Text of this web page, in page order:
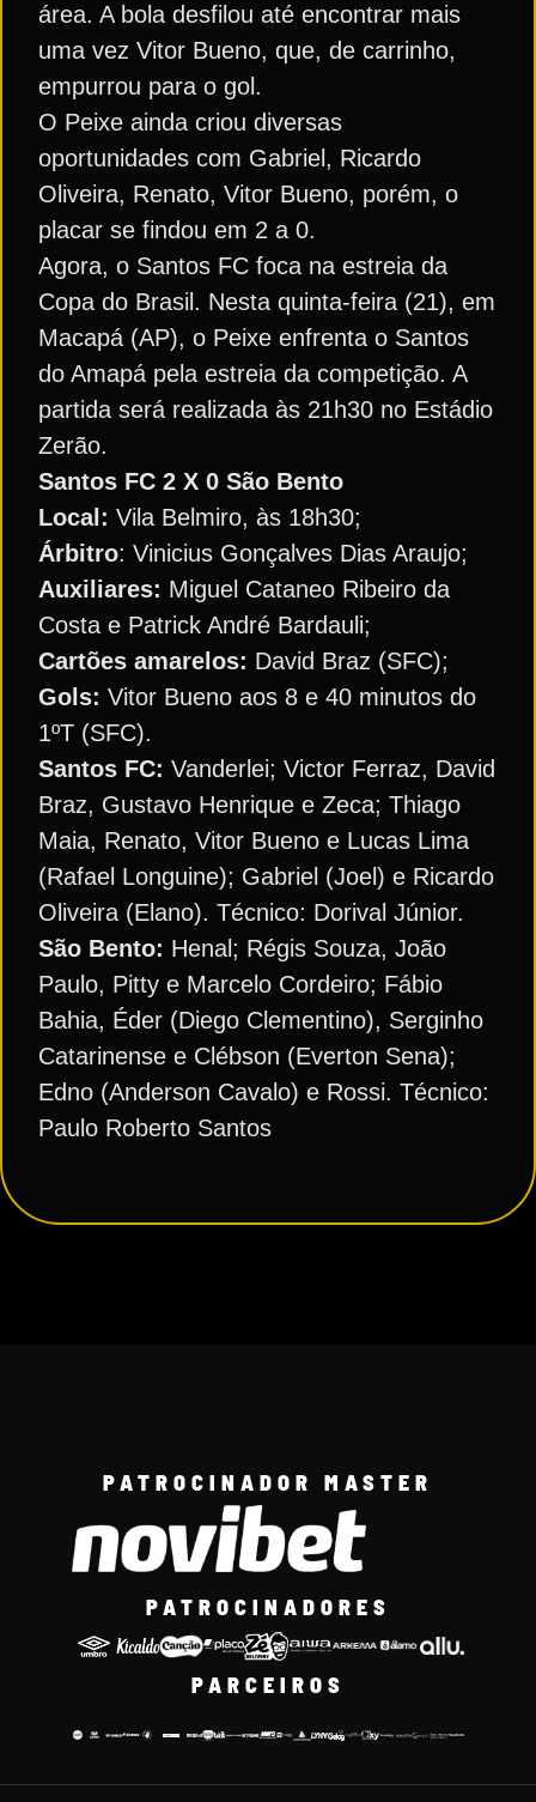
área. A bola desfilou até encontrar mais
uma vez Vitor Bueno, que, de carrinho,
empurrou para o gol.
O Peixe ainda criou diversas
oportunidades com Gabriel, Ricardo
Oliveira, Renato, Vitor Bueno, porém, o
placar se findou em 2 a 0.
Agora, o Santos FC foca na estreia da
Copa do Brasil. Nesta quinta-feira (21), em
Macapá (AP), o Peixe enfrenta o Santos
do Amapá pela estreia da competição. A
partida será realizada às 21h30 no Estádio
Zerão.
Santos FC 2 X 0 São Bento
Local: Vila Belmiro, às 18h30;
Árbitro: Vinicius Gonçalves Dias Araujo;
Auxiliares: Miguel Cataneo Ribeiro da
Costa e Patrick André Bardauli;
Cartões amarelos: David Braz (SFC);
Gols: Vitor Bueno aos 8 e 40 minutos do
1ºT (SFC).
Santos FC: Vanderlei; Victor Ferraz, David
Braz, Gustavo Henrique e Zeca; Thiago
Maia, Renato, Vitor Bueno e Lucas Lima
(Rafael Longuine); Gabriel (Joel) e Ricardo
Oliveira (Elano). Técnico: Dorival Júnior.
São Bento: Henal; Régis Souza, João
Paulo, Pitty e Marcelo Cordeiro; Fábio
Bahia, Éder (Diego Clementino), Serginho
Catarinense e Clébson (Everton Sena);
Edno (Anderson Cavalo) e Rossi. Técnico:
Paulo Roberto Santos
PATROCINADOR MASTER
PATROCINADORES
PARCEIROS